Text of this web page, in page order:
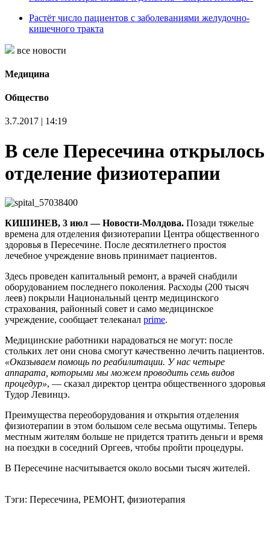
Растёт число пациентов с заболеваниями желудочно-
кишечного тракта
все новости
Медицина
Общество
3.7.2017 | 14:19
В селе Пересечина открылось
отделение физиотерапии
КИШИНЕВ, 3 июл — Новости-Молдова. Позади тяжелые
времена для отделения физиотерапии Центра общественного
здоровья в Пересечине. После десятилетнего простоя
лечебное учреждение вновь принимает пациентов.
Здесь проведен капитальный ремонт, а врачей снабдили
оборудованием последнего поколения. Расходы (200 тысяч
леев) покрыли Национальный центр медицинского
страхования, районный совет и само медицинское
учреждение, сообщает телеканал prime.
Медицинские работники нарадоваться не могут: после
стольких лет они снова смогут качественно лечить пациентов.
«Оказываем помощь по реабилитации. У нас четыре
аппарата, которыми мы можем проводить семь видов
процедур», — сказал директор центра общественного здоровья
Тудор Левинцэ.
Преимущества переоборудования и открытия отделения
физиотерапии в этом большом селе весьма ощутимы. Теперь
местным жителям больше не придется тратить деньги и время
на поездки в соседний Оргеев, чтобы пройти процедуры.
В Пересечине насчитывается около восьми тысяч жителей.
Тэги: Пересечина, РЕМОНТ, физиотерапия